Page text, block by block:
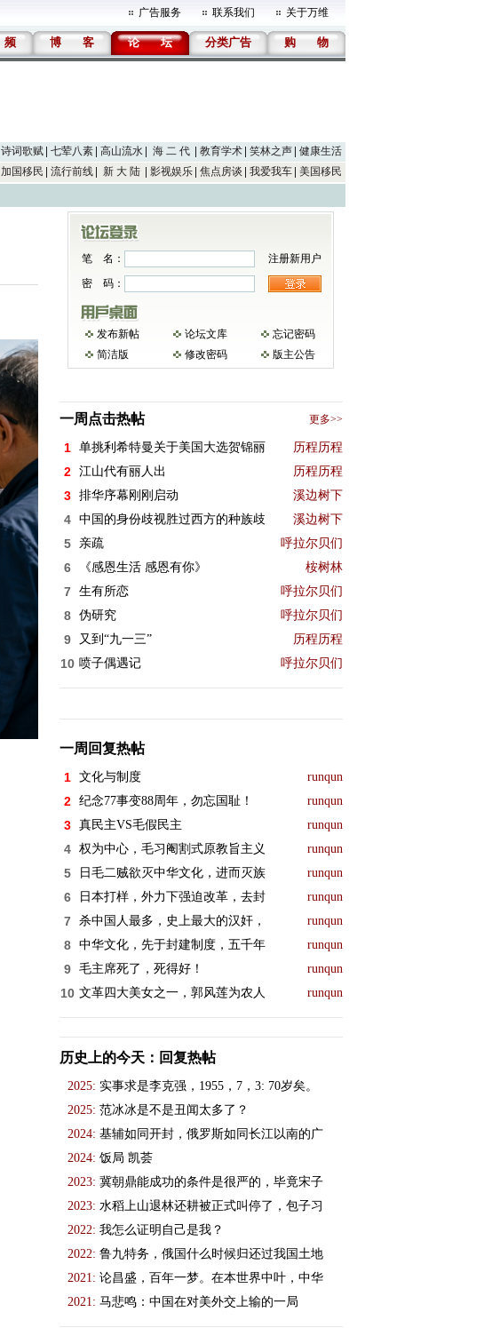
广告服务 联系我们 关于万维
频 博 客 论 坛 分类广告 购 物
诗词歌赋 七荤八素 高山流水 海 二 代 教育学术 笑林之声
健康生活
加国移民 流行前线 新 大 陆 影视娱乐 焦点房谈 我爱我车 美国移民
笔 名：
注册新用户
密 码：
发布新帖 论坛文库
忘记密码
简洁版
修改密码 版主公告
一周点击热帖 更多>>
1 单挑利希特曼关于美国大选贺锦丽 历程历程
2 江山代有丽人出 历程历程
3 排华序幕刚刚启动 溪边树下
4 中国的身份歧视胜过西方的种族歧 溪边树下
5 亲疏 呼拉尔贝们
6 《感恩生活 感恩有你》 桉树林
7 生有所恋 呼拉尔贝们
8 伪研究 呼拉尔贝们
9 又到“九一三” 历程历程
10 喷子偶遇记 呼拉尔贝们
一周回复热帖
1 文化与制度 runqun
2 纪念77事变88周年，勿忘国耻！ runqun
3 真民主VS毛假民主 runqun
4 权为中心，毛习阉割式原教旨主义 runqun
5 日毛二贼欲灭中华文化，进而灭族 runqun
6 日本打样，外力下强迫改革，去封 runqun
7 杀中国人最多，史上最大的汉奸， runqun
8 中华文化，先于封建制度，五千年 runqun
9 毛主席死了，死得好！ runqun
10 文革四大美女之一，郭风莲为农人 runqun
历史上的今天：回复热帖
2025: 实事求是李克强，1955，7，3: 70岁矣。
2025: 范冰冰是不是丑闻太多了？
2024: 基辅如同开封，俄罗斯如同长江以南的广
2024: 饭局 凯荟
2023: 冀朝鼎能成功的条件是很严的，毕竟宋子
2023: 水稻上山退林还耕被正式叫停了，包子习
2022: 我怎么证明自己是我？
2022: 鲁九特务，俄国什么时候归还过我国土地
2021: 论昌盛，百年一梦。在本世界中叶，中华
2021: 马悲鸣：中国在对美外交上输的一局